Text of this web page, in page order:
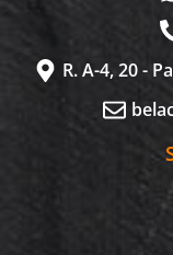
R. A-4, 20 -